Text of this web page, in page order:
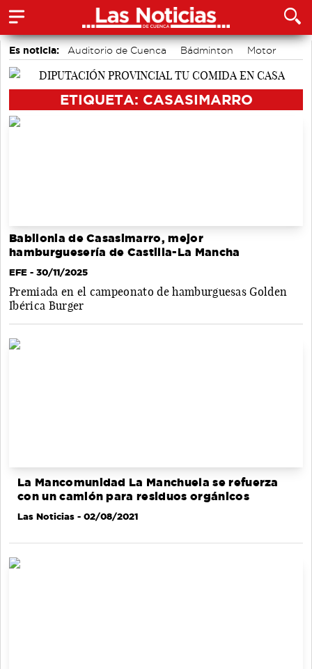
Es noticia: Auditorio de Cuenca Bádminton
Motor
Piragüismo
Fútbol
ETIQUETA: CASASIMARRO
Babilonia de Casasimarro, mejor
hamburguesería de Castilla-La Mancha
EFE - 30/11/2025
Premiada en el campeonato de hamburguesas Golden
Ibérica Burger
La Mancomunidad La Manchuela se refuerza
con un camión para residuos orgánicos
Las Noticias - 02/08/2021